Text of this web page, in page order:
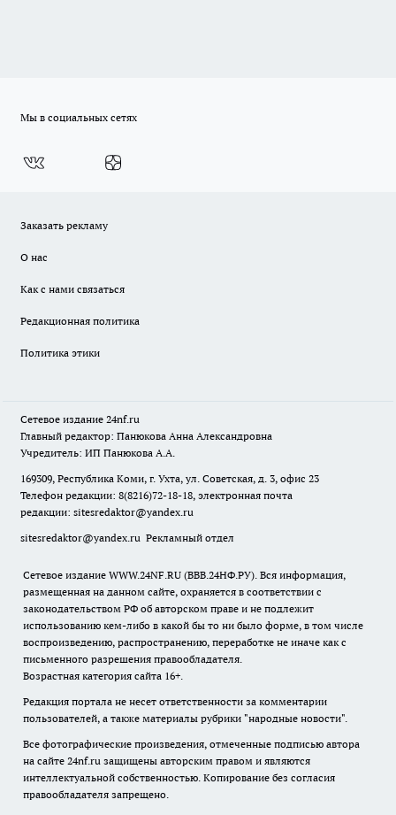
Мы в социальных сетях
Заказать рекламу
О нас
Как с нами связаться
Редакционная политика
Политика этики
Сетевое издание 24nf.ru
Главный редактор: Панюкова Анна Александровна
Учредитель: ИП Панюкова А.А.
169309, Республика Коми, г. Ухта, ул. Советская, д. 3, офис 23
Телефон редакции: 8(8216)72-18-18, электронная почта
редакции: sitesredaktor@yandex.ru
sitesredaktor@yandex.ru Рекламный отдел
Сетевое издание WWW.24NF.RU (ВВВ.24НФ.РУ). Вся информация,
размещенная на данном сайте, охраняется в соответствии с
законодательством РФ об авторском праве и не подлежит
использованию кем-либо в какой бы то ни было форме, в том числе
воспроизведению, распространению, переработке не иначе как с
письменного разрешения правообладателя.
Возрастная категория сайта 16+.
Редакция портала не несет ответственности за комментарии
пользователей, а также материалы рубрики "народные новости".
Все фотографические произведения, отмеченные подписью автора
на сайте 24nf.ru защищены авторским правом и являются
интеллектуальной собственностью. Копирование без согласия
правообладателя запрещено.